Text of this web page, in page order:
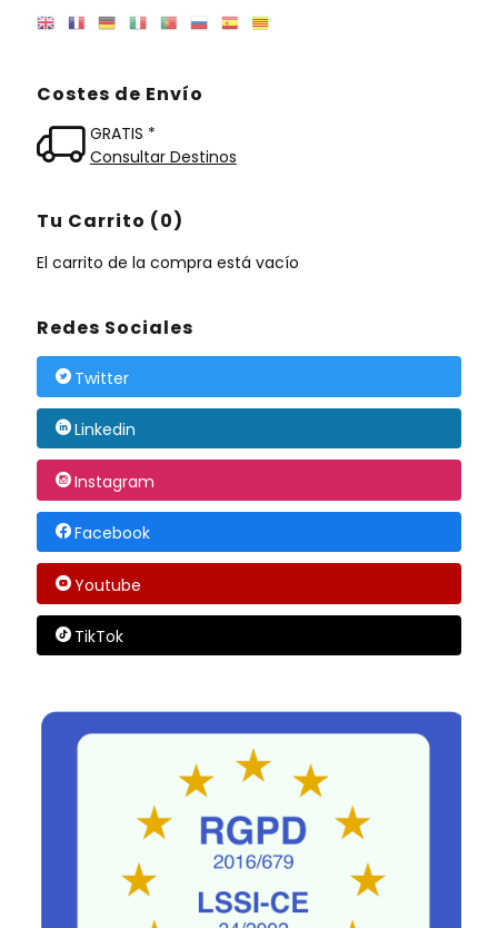
Costes de Envío
GRATIS *
Consultar Destinos
Tu Carrito (0)
El carrito de la compra está vacío
Redes Sociales
Twitter
Linkedin
Instagram
Facebook
Youtube
TikTok